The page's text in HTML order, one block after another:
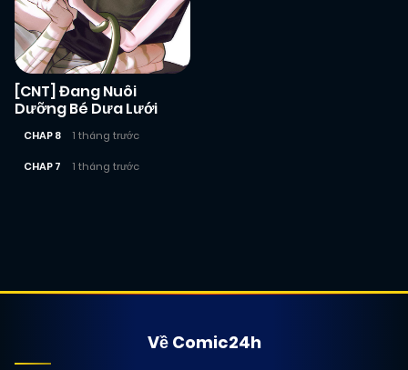
[CNT] Đang Nuôi
Dưỡng Bé Dưa Lưới
CHAP 8 1 tháng trước
CHAP 7 1 tháng trước
Về Comic24h